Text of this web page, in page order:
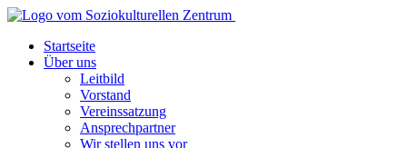
Startseite
Über uns
Leitbild
Vorstand
Vereinssatzung
Ansprechpartner
Wir stellen uns vor